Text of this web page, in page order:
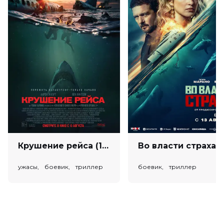
Крушение рейса (18+)
ужасы, боевик, триллер боевик, триллер